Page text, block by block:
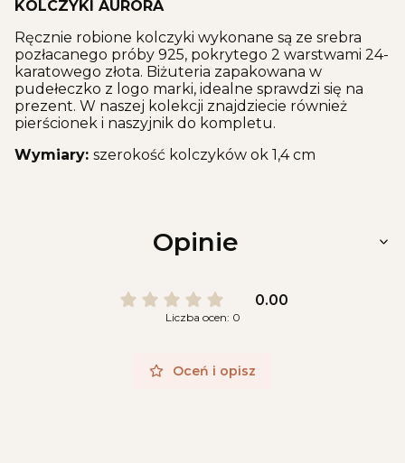
KOLCZYKI AURORA
Ręcznie robione kolczyki wykonane są ze srebra
pozłacanego próby 925, pokrytego 2 warstwami 24-
karatowego złota. Biżuteria zapakowana w
pudełeczko z logo marki, idealne sprawdzi się na
prezent. W naszej kolekcji znajdziecie również
pierścionek i naszyjnik do kompletu.
Wymiary: szerokość kolczyków ok 1,4 cm
Opinie
0.00
Liczba ocen: 0
Oceń i opisz